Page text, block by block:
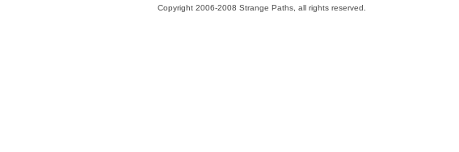
Copyright 2006-2008 Strange Paths, all rights reserved.